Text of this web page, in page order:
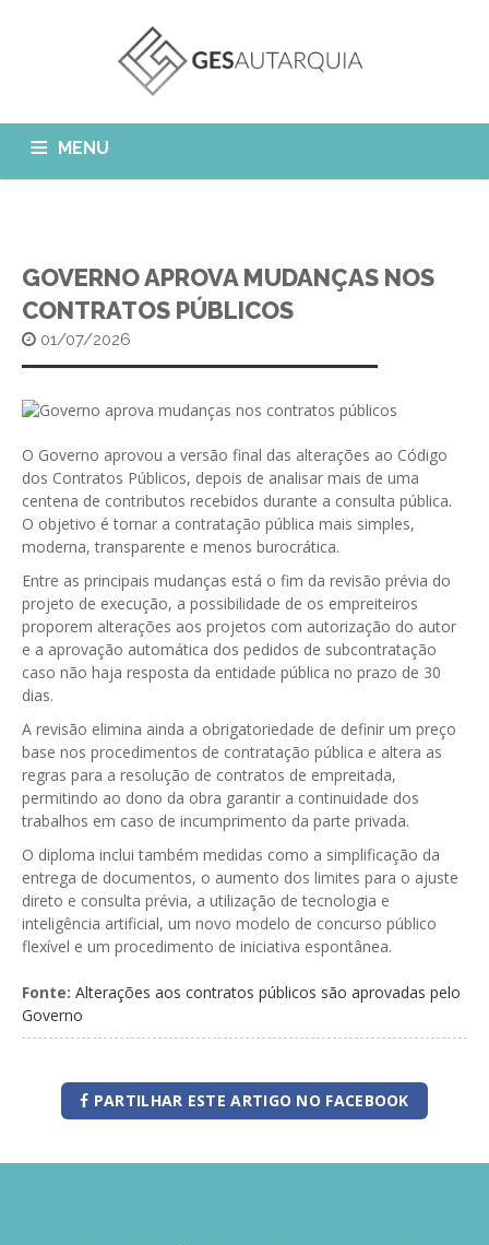
MENU
Quem Somos?
O que fazemos?
MÓDULOS
GESCemitério
GESComunicação
GESContPública
GESDenúncia
GESDocumental
GESElevador
GESEscola
GESEstatística
GESFaturação
GESFeira
GESInventário
GESLicenciamento
GESSNC-AP Reg. Completo
CLIENTES
Configurar Email
Eliminar Conta
Isenção de IVA
Submeter SAFT
CONTACTOS
GOVERNO APROVA MUDANÇAS NOS
CONTRATOS PÚBLICOS
01/07/2026
O Governo aprovou a versão final das alterações ao Código
dos Contratos Públicos, depois de analisar mais de uma
centena de contributos recebidos durante a consulta pública.
O objetivo é tornar a contratação pública mais simples,
moderna, transparente e menos burocrática.
Entre as principais mudanças está o fim da revisão prévia do
projeto de execução, a possibilidade de os empreiteiros
proporem alterações aos projetos com autorização do autor
e a aprovação automática dos pedidos de subcontratação
caso não haja resposta da entidade pública no prazo de 30
dias.
A revisão elimina ainda a obrigatoriedade de definir um preço
base nos procedimentos de contratação pública e altera as
regras para a resolução de contratos de empreitada,
permitindo ao dono da obra garantir a continuidade dos
trabalhos em caso de incumprimento da parte privada.
O diploma inclui também medidas como a simplificação da
entrega de documentos, o aumento dos limites para o ajuste
direto e consulta prévia, a utilização de tecnologia e
inteligência artificial, um novo modelo de concurso público
flexível e um procedimento de iniciativa espontânea.
Fonte: Alterações aos contratos públicos são aprovadas pelo
Governo
PARTILHAR ESTE ARTIGO NO FACEBOOK